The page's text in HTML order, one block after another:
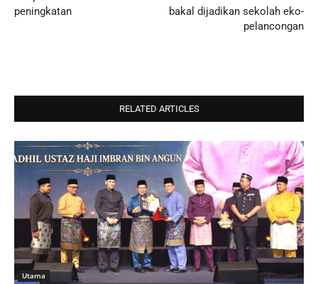
peningkatan
bakal dijadikan sekolah eko-
pelancongan
RELATED ARTICLES
Utama